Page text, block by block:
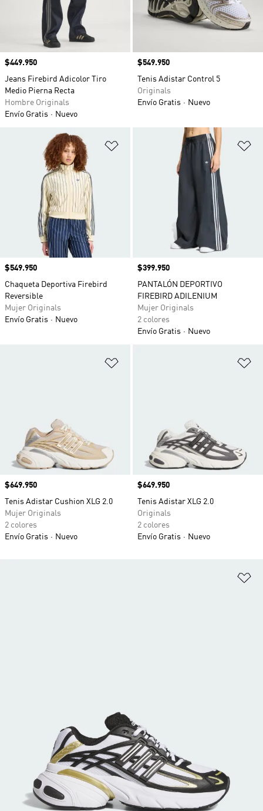
Precio
$449.950
Jeans Firebird Adicolor Tiro
Medio Pierna Recta
Hombre Originals
Envío Gratis
Nuevo
Precio
$549.950
Tenis Adistar Control 5
Originals
Envío Gratis
Nuevo
Añadir a la lista de deseos
Precio
$549.950
Chaqueta Deportiva Firebird
Reversible
Mujer Originals
Envío Gratis
Nuevo
Precio
$399.950
PANTALÓN DEPORTIVO
FIREBIRD ADILENIUM
Mujer Originals
2 colores
Envío Gratis
Nuevo
Precio
$649.950
Tenis Adistar Cushion XLG 2.0
Mujer Originals
2 colores
Envío Gratis
Nuevo
Precio
$649.950
Tenis Adistar XLG 2.0
Originals
2 colores
Envío Gratis
Nuevo